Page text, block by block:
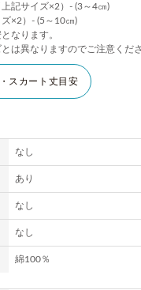
記サイズ×2）- (3～4㎝)
×2）- (5～10㎝)
なります。
は異なりますのでご注意くださ
スカート丈目安
なし
あり
なし
なし
綿100％